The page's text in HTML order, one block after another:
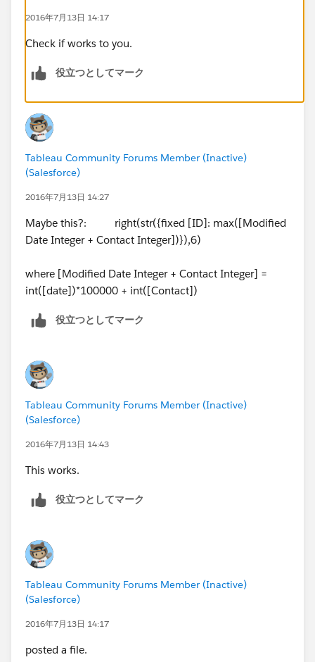
2016年7月13日 14:17
Check if works to you.
役立つとしてマーク
Tableau Community Forums Member (Inactive)
(Salesforce)
2016年7月13日 14:27
Maybe this?: right(str({fixed [ID]: max([Modified
Date Integer + Contact Integer])}),6)
where [Modified Date Integer + Contact Integer] =
int([date])*100000 + int([Contact])
役立つとしてマーク
Tableau Community Forums Member (Inactive)
(Salesforce)
2016年7月13日 14:43
This works.
役立つとしてマーク
Tableau Community Forums Member (Inactive)
(Salesforce)
2016年7月13日 14:17
posted a file.